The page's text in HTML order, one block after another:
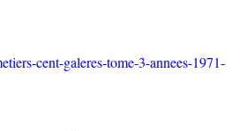
cent-galeres-tome-3-annees-1971-